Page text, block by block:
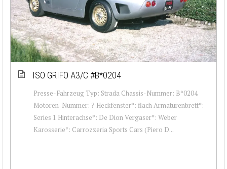
ISO GRIFO A3/C #B*0204
Presse-Fahrzeug Typ: Strada Chassis-Nummer: B*0204
Motoren-Nummer: ? Heckfenster*: flach Armaturenbrett*:
Series 1 Hinterachse*: De Dion Vergaser*: Weber
Karosserie*: Carrozzeria Sports Cars (Piero D...